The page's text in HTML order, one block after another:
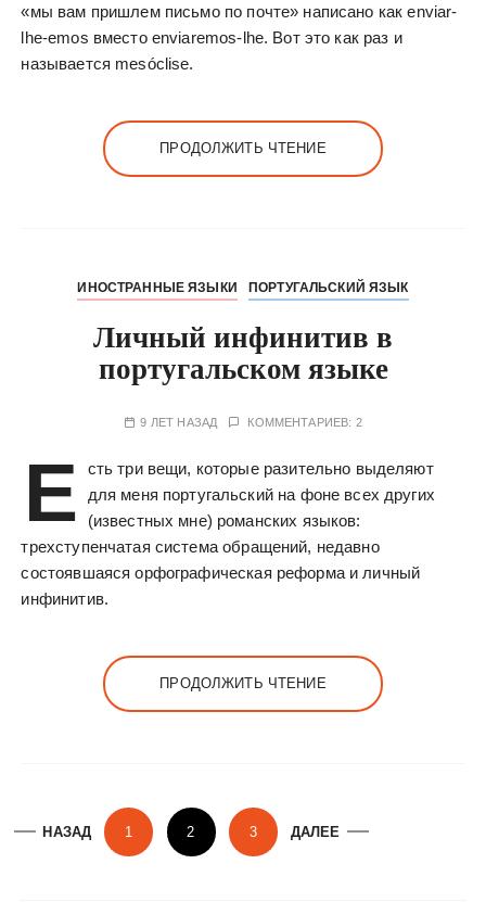
«мы вам пришлем письмо по почте» написано как enviar-
lhe-emos вместо enviaremos-lhe. Вот это как раз и
называется mesóclise.
ПРОДОЛЖИТЬ ЧТЕНИЕ
ИНОСТРАННЫЕ ЯЗЫКИ ПОРТУГАЛЬСКИЙ ЯЗЫК
Личный инфинитив в
португальском языке
9 ЛЕТ НАЗАД КОММЕНТАРИЕВ: 2
Е
сть три вещи, которые разительно выделяют
для меня португальский на фоне всех других
(известных мне) романских языков:
трехступенчатая система обращений, недавно
состоявшаяся орфографическая реформа и личный
инфинитив.
ПРОДОЛЖИТЬ ЧТЕНИЕ
ПНАЗАД 1 2 3 ДАЛЕЕ